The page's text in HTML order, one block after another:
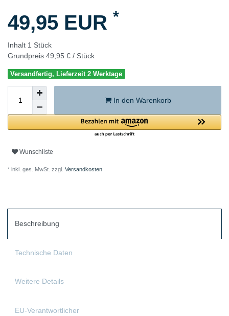
49,95 EUR *
Inhalt 1 Stück
Grundpreis 49,95 € / Stück
Versandfertig, Lieferzeit 2 Werktage
In den Warenkorb
Wunschliste
* inkl. ges. MwSt. zzgl. Versandkosten
Beschreibung
Technische Daten
Weitere Details
EU-Verantwortlicher